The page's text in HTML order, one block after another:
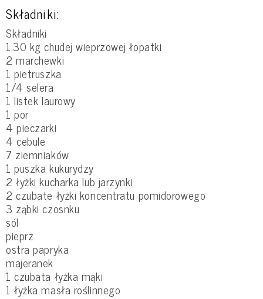
Składniki:
Składniki
1.30 kg chudej wieprzowej łopatki
2 marchewki
1 pietruszka
1/4 selera
1 listek laurowy
1 por
4 pieczarki
4 cebule
7 ziemniaków
1 puszka kukurydzy
2 łyżki kucharka lub jarzynki
2 czubate łyżki koncentratu pomidorowego
3 ząbki czosnku
sól
pieprz
ostra papryka
majeranek
1 czubata łyżka mąki
1 łyżka masła roślinnego